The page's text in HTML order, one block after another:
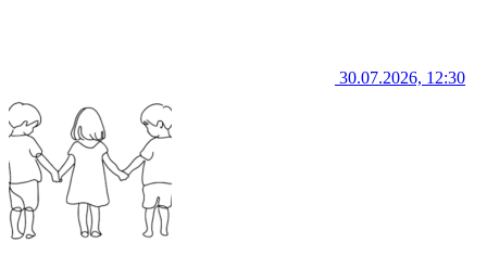
30.07.2026, 12:30